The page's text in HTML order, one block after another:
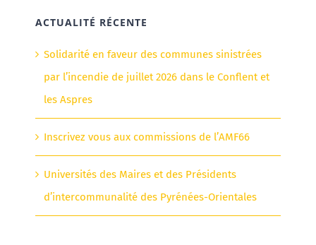
ACTUALITÉ RÉCENTE
Solidarité en faveur des communes sinistrées
par l’incendie de juillet 2026 dans le Conflent et
les Aspres
Inscrivez vous aux commissions de l’AMF66
Universités des Maires et des Présidents
d’intercommunalité des Pyrénées-Orientales